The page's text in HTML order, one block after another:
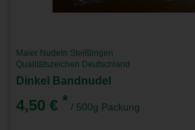
Maier Nudeln Steißlingen
Qualitätszeichen Deutschland
Dinkel Bandnudel
4,50 € * / 500g Packung